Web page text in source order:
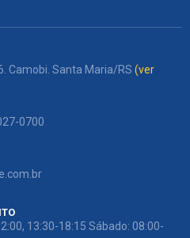
Camobi. Santa Maria/RS (ver
0700
13:30-18:15 Sábado: 08:00-